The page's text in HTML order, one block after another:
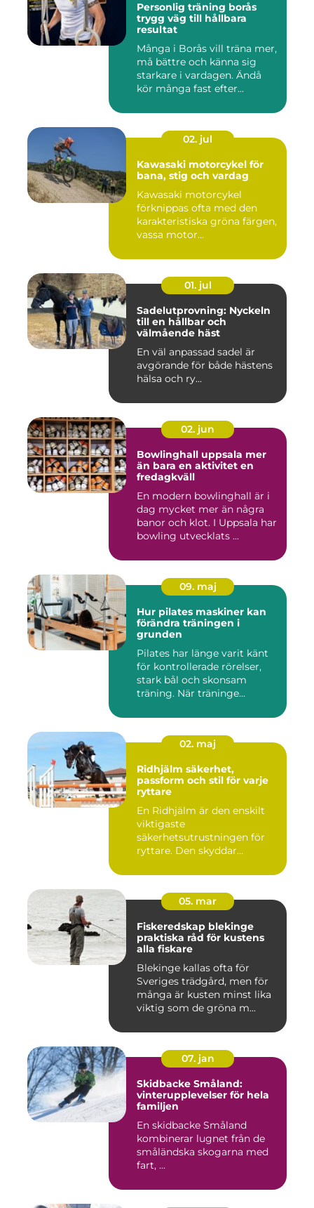
Personlig träning borås
trygg väg till hållbara
resultat
Många i Borås vill träna mer,
må bättre och känna sig
starkare i vardagen. Ändå
kör många fast efter...
02. jul
Kawasaki motorcykel för
bana, stig och vardag
Kawasaki motorcykel
förknippas ofta med den
karakteristiska gröna färgen,
vassa motor...
01. jul
Sadelutprovning: Nyckeln
till en hållbar och
välmående häst
En väl anpassad sadel är
avgörande för både hästens
hälsa och ry...
02. jun
Bowlinghall uppsala mer
än bara en aktivitet en
fredagkväll
En modern bowlinghall är i
dag mycket mer än några
banor och klot. I Uppsala har
bowling utvecklats ...
09. maj
Hur pilates maskiner kan
förändra träningen i
grunden
Pilates har länge varit känt
för kontrollerade rörelser,
stark bål och skonsam
träning. När träninge...
02. maj
Ridhjälm säkerhet,
passform och stil för varje
ryttare
En Ridhjälm är den enskilt
viktigaste
säkerhetsutrustningen för
ryttare. Den skyddar
05. mar
Fiskeredskap blekinge
praktiska råd för kustens
alla fiskare
Blekinge kallas ofta för
Sveriges trädgård, men för
många är kusten minst lika
viktig som de gröna m...
07. jan
Skidbacke Småland:
vinterupplevelser för hela
familjen
En skidbacke Småland
kombinerar lugnet från de
småländska skogarna med
fart, ...